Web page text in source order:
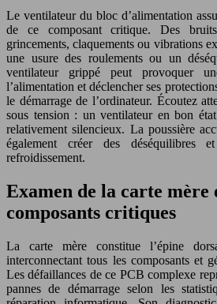
Le ventilateur du bloc d’alimentation
de ce composant critique. Des
grincements, claquements ou vibrations
une usure des roulements ou un
ventilateur grippé peut provoquer
l’alimentation et déclencher ses
le démarrage de l’ordinateur. Écoutez
sous tension : un ventilateur en bon
relativement silencieux. La poussière
également créer des déséquilibres
refroidissement.
Examen de la carte mère
composants critiques
La carte mère constitue l’épine
interconnectant tous les composants et
Les défaillances de ce PCB complexe
pannes de démarrage selon les